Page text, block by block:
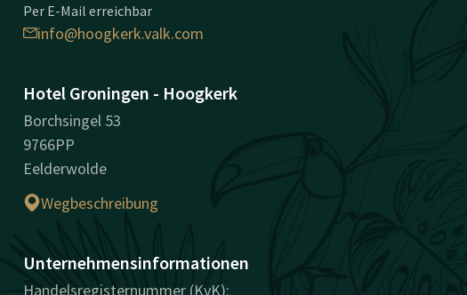
Per E-Mail erreichbar
info@hoogkerk.valk.com
Hotel Groningen - Hoogkerk
Borchsingel 53
9766PP
Eelderwolde
Wegbeschreibung
Unternehmensinformationen
Handelsregisternummer (KvK):